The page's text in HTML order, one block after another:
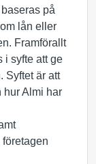
på
lån eller
Framförallt
i syfte att ge
Syftet är att
hur Almi har